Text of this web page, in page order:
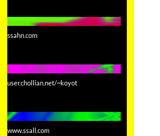
ssahn.com
user.chollian.net/~koyot
www.ssall.com